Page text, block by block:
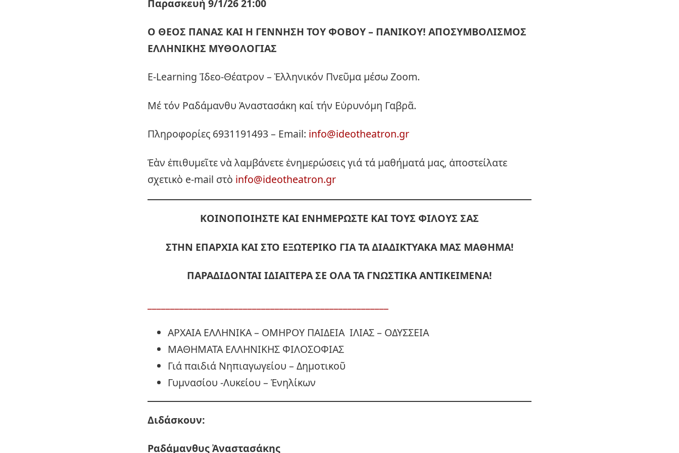
Παρασκευή 9/1/26 21:00
Ο ΘΕΟΣ ΠΑΝΑΣ ΚΑΙ Η ΓΕΝΝΗΣΗ ΤΟΥ ΦΟΒΟΥ – ΠΑΝΙΚΟΥ! ΑΠΟΣΥΜΒΟΛΙΣΜΟΣ
ΕΛΛΗΝΙΚΗΣ ΜΥΘΟΛΟΓΙΑΣ
E-Learning Ἰδεο-Θέατρον – Ἑλληνικόν Πνεῦμα μέσω Zoom.
Μέ τόν Ραδάμανθυ Ἀναστασάκη καί τήν Εὐρυνόμη Γαβρᾶ.
Πληροφορίες 6931191493 – Email: info@ideotheatron.gr
Ἐὰν ἐπιθυμεῖτε νὰ λαμβάνετε ἐνημερώσεις γιά τά μαθήματά μας, ἀποστείλατε
σχετικὸ e-mail στὸ info@ideotheatron.gr
ΚΟΙΝΟΠΟΙΗΣΤΕ ΚΑΙ ΕΝΗΜΕΡΩΣΤΕ ΚΑΙ ΤΟΥΣ ΦΙΛΟΥΣ ΣΑΣ
ΣΤΗΝ ΕΠΑΡΧΙΑ ΚΑΙ ΣΤΟ ΕΞΩΤΕΡΙΚΟ ΓΙΑ ΤΑ ΔΙΑΔΙΚΤΥΑΚΑ ΜΑΣ ΜΑΘΗΜΑ!
ΠΑΡΑΔΙΔΟΝΤΑΙ ΙΔΙΑΙΤΕΡΑ ΣΕ ΟΛΑ ΤΑ ΓΝΩΣΤΙΚΑ ΑΝΤΙΚΕΙΜΕΝΑ!
ΑΡΧΑΙΑ ΕΛΛΗΝΙΚΑ – ΟΜΗΡΟΥ ΠΑΙΔΕΙΑ ΙΛΙΑΣ – ΟΔΥΣΣΕΙΑ
ΜΑΘΗΜΑΤΑ ΕΛΛΗΝΙΚΗΣ ΦΙΛΟΣΟΦΙΑΣ
Γιά παιδιά Νηπιαγωγείου – Δημοτικοῦ
Γυμνασίου -Λυκείου – Ἐνηλίκων
Διδάσκουν:
ΡαδάμανθυςἈναστασάκης